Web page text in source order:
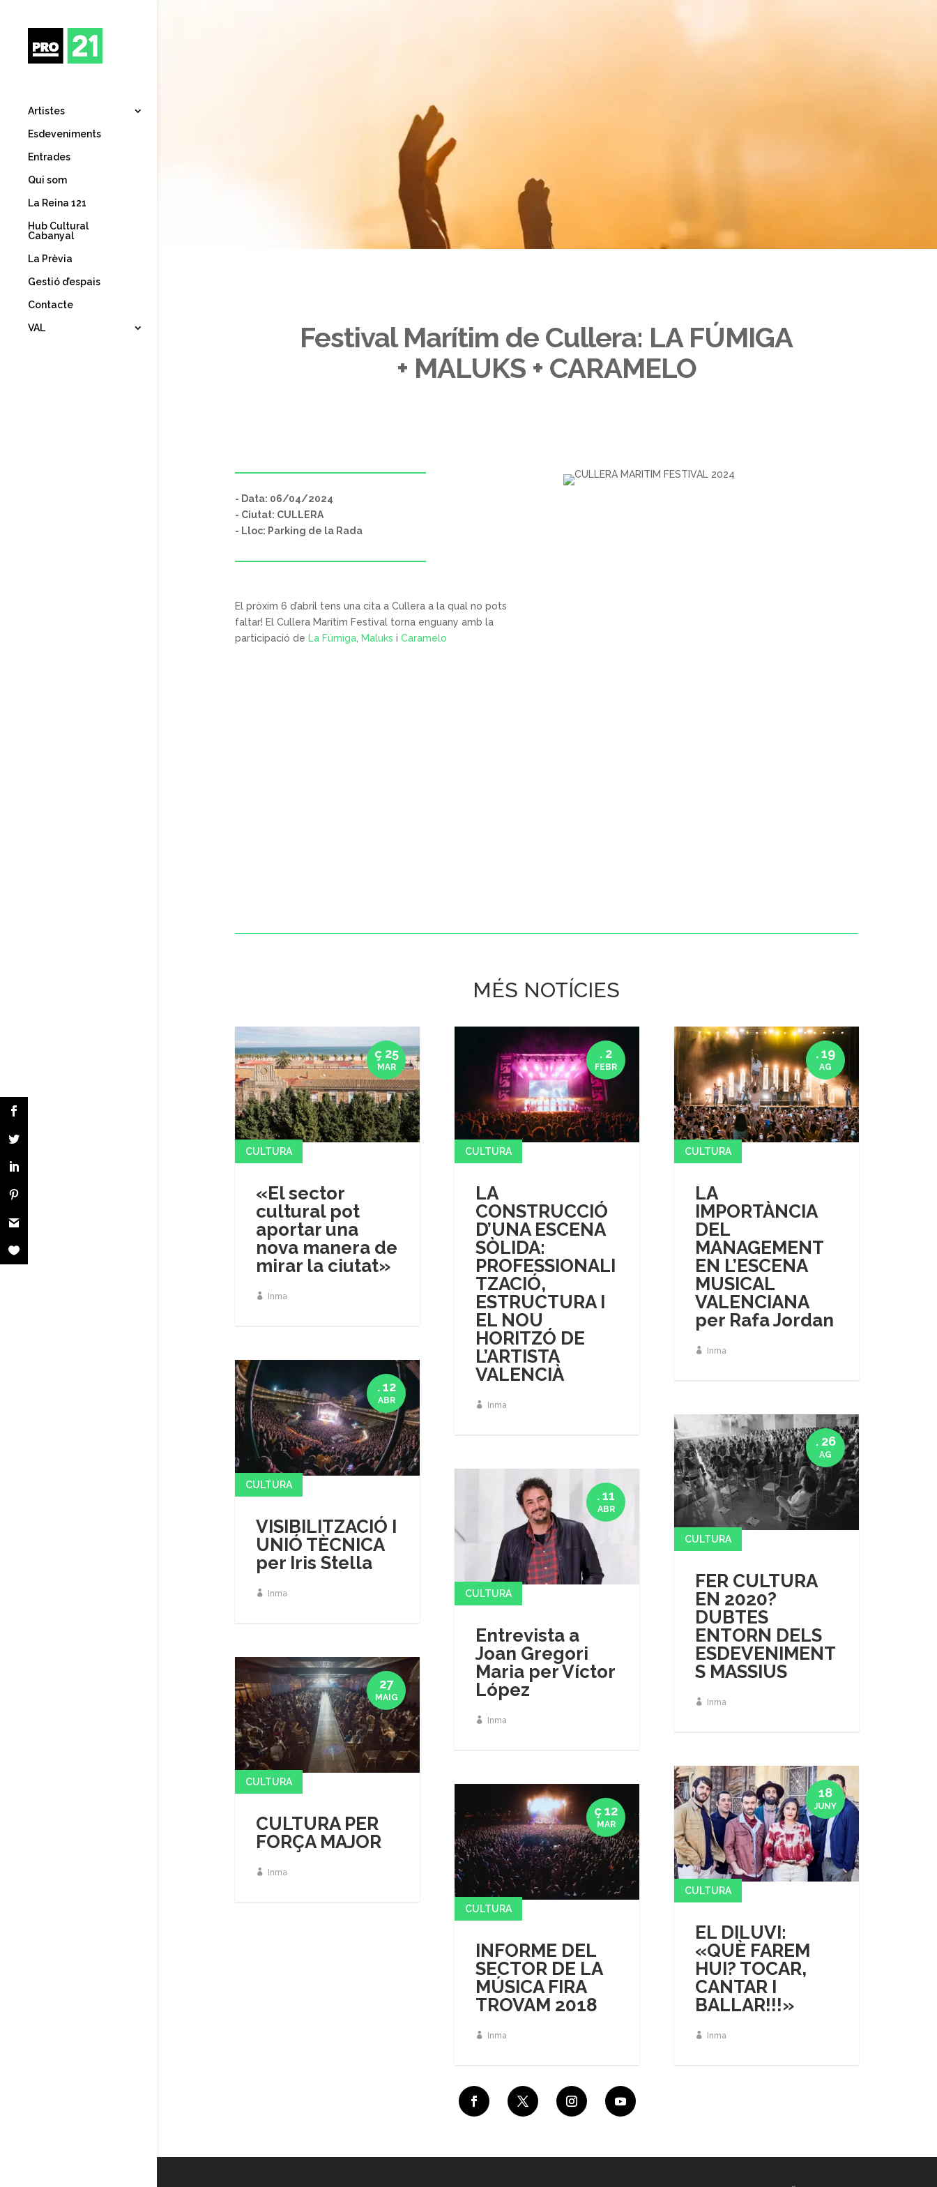
Artistes
Esdeveniments
Entrades
Qui som
La Reina 121
Hub Cultural
Cabanyal
La Prèvia
Gestió d’espais
Contacte
VAL
Festival Marítim de Cullera: LA FÚMIGA
+ MALUKS + CARAMELO
- Data: 06/04/2024
- Ciutat: CULLERA
- Lloc: Parking de la Rada
El pròxim 6 d’abril tens una cita a Cullera a la qual no pots
faltar! El Cullera Marítim Festival torna enguany amb la
participació de La Fúmiga, Maluks i Caramelo
MÉS NOTÍCIES
«El sector
cultural pot
aportar una
nova manera de
mirar la ciutat»
CULTURA
Inma
ç 25
MAR
VISIBILITZACIÓ I
UNIÓ TÈCNICA
per Iris Stella
CULTURA
Inma
. 12
ABR
CULTURA PER
FORÇA MAJOR
CULTURA
Inma
27
MAIG
LA
CONSTRUCCIÓ
D’UNA ESCENA
SÒLIDA:
PROFESSIONALI
TZACIÓ,
ESTRUCTURA I
EL NOU
HORITZÓ DE
L’ARTISTA
VALENCIÀ
CULTURA
Inma
. 2
FEBR
Entrevista a
Joan Gregori
Maria per Víctor
López
CULTURA
Inma
. 11
ABR
INFORME DEL
SECTOR DE LA
MÚSICA FIRA
TROVAM 2018
CULTURA
Inma
ç 12
MAR
LA
IMPORTÀNCIA
DEL
MANAGEMENT
EN L’ESCENA
MUSICAL
VALENCIANA
per Rafa Jordan
CULTURA
Inma
. 19
AG
FER CULTURA
EN 2020?
DUBTES
ENTORN DELS
ESDEVENIMENT
S MASSIUS
CULTURA
Inma
. 26
AG
EL DILUVI:
«QUÈ FAREM
HUI? TOCAR,
CANTAR I
BALLAR!!!»
CULTURA
Inma
18
JUNY